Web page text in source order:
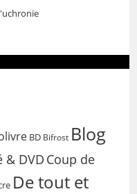
BD Bifrost Blog
& DVD Coup de
De tout et